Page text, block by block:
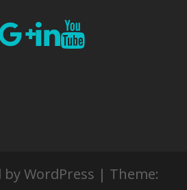
Fb Google
plus
Linkedin
WordPress | Theme: